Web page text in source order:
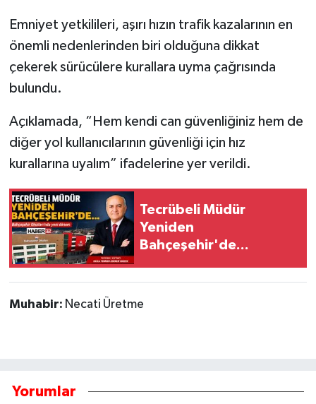
Emniyet yetkilileri, aşırı hızın trafik kazalarının en
önemli nedenlerinden biri olduğuna dikkat
çekerek sürücülere kurallara uyma çağrısında
bulundu.
Açıklamada, “Hem kendi can güvenliğiniz hem de
diğer yol kullanıcılarının güvenliği için hız
kurallarına uyalım” ifadelerine yer verildi.
Tecrübeli Müdür
Yeniden
Bahçeşehir'de...
Muhabir: Necati Üretme
Yorumlar
İletişim
Künye